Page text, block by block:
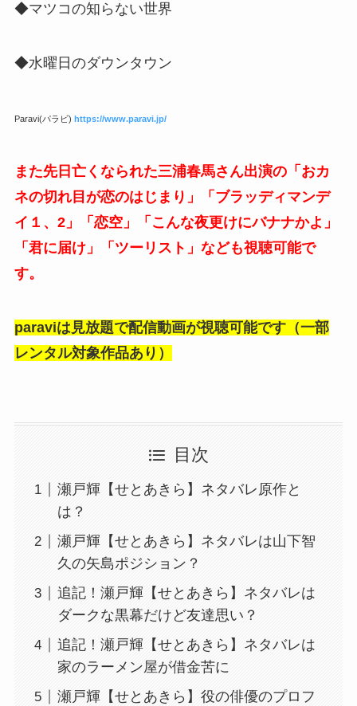
◆マツコの知らない世界
◆水曜日のダウンタウン
Paravi(パラビ) https://www.paravi.jp/
また先日亡くなられた三浦春馬さん出演の「おカ
ネの切れ目が恋のはじまり」「ブラッディマンデ
イ１、2」「恋空」「こんな夜更けにバナナかよ」
「君に届け」「ツーリスト」なども視聴可能で
す。
paraviは見放題で配信動画が視聴可能です（一部
レンタル対象作品あり）
目次
瀬戸輝【せとあきら】ネタバレ原作と
は？
瀬戸輝【せとあきら】ネタバレは山下智
久の矢島ポジション？
追記！瀬戸輝【せとあきら】ネタバレは
ダークな黒幕だけど友達思い？
追記！瀬戸輝【せとあきら】ネタバレは
家のラーメン屋が借金苦に
瀬戸輝【せとあきら】役の俳優のプロフ